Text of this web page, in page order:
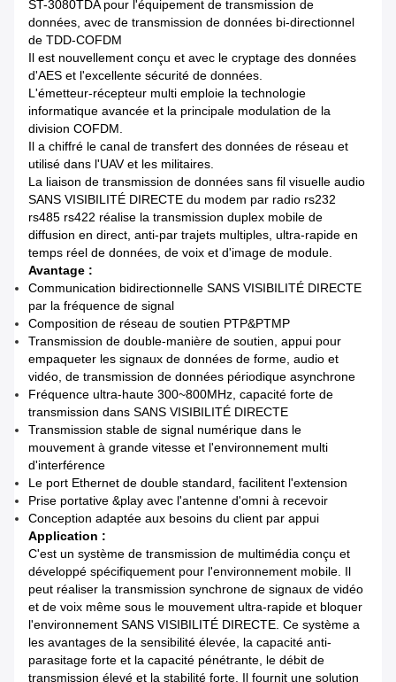
ST-3080TDA pour l'équipement de transmission de
données, avec de transmission de données bi-directionnel
de TDD-COFDM
Il est nouvellement conçu et avec le cryptage des données
d'AES et l'excellente sécurité de données.
L'émetteur-récepteur multi emploie la technologie
informatique avancée et la principale modulation de la
division COFDM.
Il a chiffré le canal de transfert des données de réseau et
utilisé dans l'UAV et les militaires.
La liaison de transmission de données sans fil visuelle audio
SANS VISIBILITÉ DIRECTE du modem par radio rs232
rs485 rs422 réalise la transmission duplex mobile de
diffusion en direct, anti-par trajets multiples, ultra-rapide en
temps réel de données, de voix et d'image de module.
Avantage :
Communication bidirectionnelle SANS VISIBILITÉ DIRECTE
par la fréquence de signal
Composition de réseau de soutien PTP&PTMP
Transmission de double-manière de soutien, appui pour
empaqueter les signaux de données de forme, audio et
vidéo, de transmission de données périodique asynchrone
Fréquence ultra-haute 300~800MHz, capacité forte de
transmission dans SANS VISIBILITÉ DIRECTE
Transmission stable de signal numérique dans le
mouvement à grande vitesse et l'environnement multi
d'interférence
Le port Ethernet de double standard, facilitent l'extension
Prise portative &play avec l'antenne d'omni à recevoir
Conception adaptée aux besoins du client par appui
Application :
C'est un système de transmission de multimédia conçu et
développé spécifiquement pour l'environnement mobile. Il
peut réaliser la transmission synchrone de signaux de vidéo
et de voix même sous le mouvement ultra-rapide et bloquer
l'environnement SANS VISIBILITÉ DIRECTE. Ce système a
les avantages de la sensibilité élevée, la capacité anti-
parasitage forte et la capacité pénétrante, le débit de
transmission élevé et la stabilité forte. Il fournit une solution